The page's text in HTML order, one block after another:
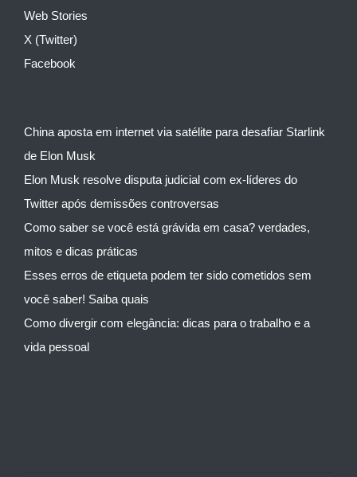
Web Stories
X (Twitter)
Facebook
China aposta em internet via satélite para desafiar Starlink
de Elon Musk
Elon Musk resolve disputa judicial com ex-líderes do
Twitter após demissões controversas
Como saber se você está grávida em casa? verdades,
mitos e dicas práticas
Esses erros de etiqueta podem ter sido cometidos sem
você saber! Saiba quais
Como divergir com elegância: dicas para o trabalho e a
vida pessoal